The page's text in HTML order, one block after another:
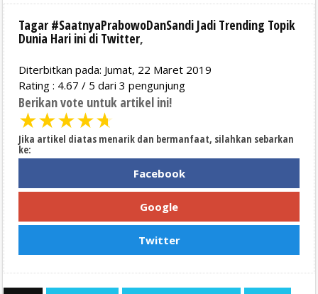
Tagar #SaatnyaPrabowoDanSandi Jadi Trending Topik
Dunia Hari ini di Twitter,
Diterbitkan pada: Jumat, 22 Maret 2019
Rating : 4.67 / 5 dari 3 pengunjung
Berikan vote untuk artikel ini!
★★★★★
Jika artikel diatas menarik dan bermanfaat, silahkan sebarkan
ke:
Facebook
Google
Twitter